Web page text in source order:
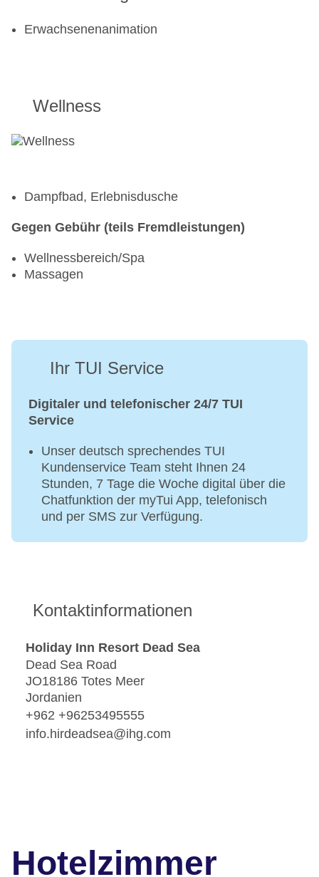
Erwachsenenanimation
Wellness
Dampfbad, Erlebnisdusche
Gegen Gebühr (teils Fremdleistungen)
Wellnessbereich/Spa
Massagen
Ihr TUI Service
Digitaler und telefonischer 24/7 TUI
Service
Unser deutsch sprechendes TUI
Kundenservice Team steht Ihnen 24
Stunden, 7 Tage die Woche digital über die
Chatfunktion der myTui App, telefonisch
und per SMS zur Verfügung.
Kontaktinformationen
Holiday Inn Resort Dead Sea
Dead Sea Road
JO18186 Totes Meer
Jordanien
+962 +96253495555
info.hirdeadsea@ihg.com
Hotelzimmer